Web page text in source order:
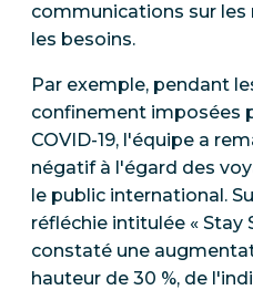
communications sur les
les besoins.
Par exemple, pendant
confinement imposées
COVID-19, l'équipe a
négatif à l'égard des
le public international.
réfléchie intitulée « Stay
constaté une
hauteur de 30 %, de